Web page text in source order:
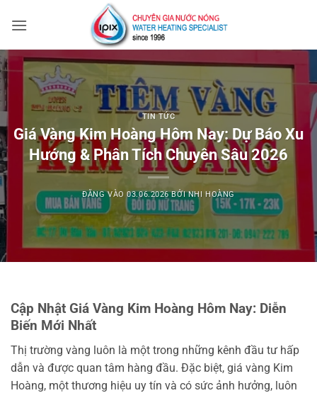
qua
dung
TIN TỨC
Giá Vàng Kim Hoàng Hôm Nay: Dự Báo Xu
Hướng & Phân Tích Chuyên Sâu 2026
ĐĂNG VÀO03.06.2026 BỞINHI HOÀNG
Cập Nhật Giá Vàng Kim Hoàng Hôm Nay: Diễn
Biến Mới Nhất
Thị trường vàng luôn là một trong những kênh đầu tư hấp
dẫn và được quan tâm hàng đầu. Đặc biệt, giá vàng Kim
Hoàng, một thương hiệu uy tín và có sức ảnh hưởng, luôn